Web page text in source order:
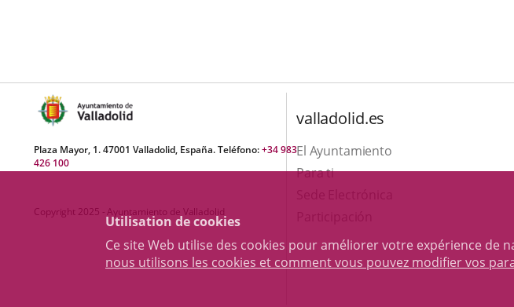
Utilisation de cookies
Ce site Web utilise des cookies pour améliorer votre expérience de
nous utilisons les cookies et comment vous pouvez modifier vos
Plaza Mayor, 1. 47001 Valladolid, España. Teléfono:+34 983
426 100
Copyright 2025 - Ayuntamiento de Valladolid
valladolid.es
El Ayuntamiento
Para ti
una
aplicación